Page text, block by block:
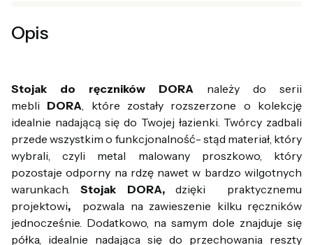
Opis
Stojak do ręczników DORA należy do serii
mebli DORA , które zostały rozszerzone o kolekcję
idealnie nadającą się do Twojej łazienki. Twórcy zadbali
przede wszystkim o funkcjonalność- stąd materiał, który
wybrali, czyli metal malowany proszkowo, który
pozostaje odporny na rdzę nawet w bardzo wilgotnych
warunkach.
Stojak DORA,dzięki praktycznemu
projektowi,
pozwala na zawieszenie kilku ręczników
jednocześnie. Dodatkowo, na samym dole znajduje się
półka, idealnie nadająca się do przechowania reszty